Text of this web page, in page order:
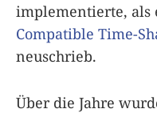
implementierte, als
Compatible Time-
neuschrieb.
Über die Jahre